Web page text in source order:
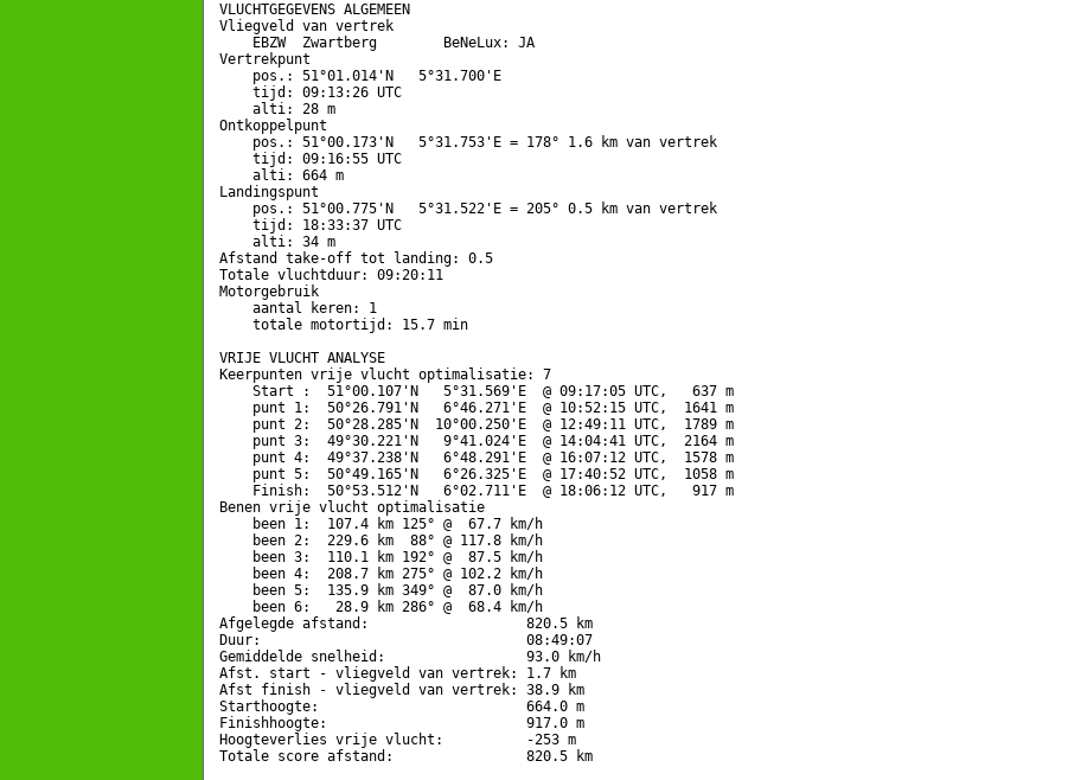
VLUCHTGEGEVENS ALGEMEEN
Vliegveld van vertrek
    EBZW  Zwartberg        BeNeLux: JA
Vertrekpunt
    pos.: 51°01.014'N   5°31.700'E
    tijd: 09:13:26 UTC
    alti: 28 m
Ontkoppelpunt
    pos.: 51°00.173'N   5°31.753'E = 178° 1.6 km van vertrek
    tijd: 09:16:55 UTC
    alti: 664 m
Landingspunt
    pos.: 51°00.775'N   5°31.522'E = 205° 0.5 km van vertrek
    tijd: 18:33:37 UTC
    alti: 34 m
Afstand take-off tot landing: 0.5
Totale vluchtduur: 09:20:11
Motorgebruik
    aantal keren: 1
    totale motortijd: 15.7 min
VRIJE VLUCHT ANALYSE
Keerpunten vrije vlucht optimalisatie: 7
    Start :  51°00.107'N   5°31.569'E  @ 09:17:05 UTC,   637 m
    punt 1:  50°26.791'N   6°46.271'E  @ 10:52:15 UTC,  1641 m
    punt 2:  50°28.285'N  10°00.250'E  @ 12:49:11 UTC,  1789 m
    punt 3:  49°30.221'N   9°41.024'E  @ 14:04:41 UTC,  2164 m
    punt 4:  49°37.238'N   6°48.291'E  @ 16:07:12 UTC,  1578 m
    punt 5:  50°49.165'N   6°26.325'E  @ 17:40:52 UTC,  1058 m
    Finish:  50°53.512'N   6°02.711'E  @ 18:06:12 UTC,   917 m
Benen vrije vlucht optimalisatie
    been 1:  107.4 km 125° @  67.7 km/h
    been 2:  229.6 km  88° @ 117.8 km/h
    been 3:  110.1 km 192° @  87.5 km/h
    been 4:  208.7 km 275° @ 102.2 km/h
    been 5:  135.9 km 349° @  87.0 km/h
    been 6:   28.9 km 286° @  68.4 km/h
Afgelegde afstand:                   820.5 km
Duur:                                08:49:07
Gemiddelde snelheid:                 93.0 km/h
Afst. start - vliegveld van vertrek: 1.7 km
Afst finish - vliegveld van vertrek: 38.9 km
Starthoogte:                         664.0 m
Finishhoogte:                        917.0 m
Hoogteverlies vrije vlucht:          -253 m
Totale score afstand:                820.5 km